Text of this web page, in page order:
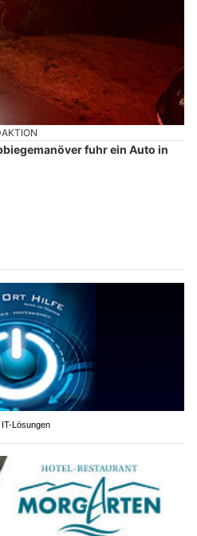
fuhr ein Auto in
Lösungen